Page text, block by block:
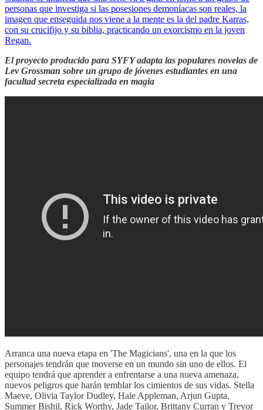
personas que investiga si las posesiones demoníacas son reales, la
imagen que enseguida nos viene a la mente es la del padre Karras,
con su crucifijo y su biblia, practicando un exorcismo en la joven
Regan.
El proyecto producido para SYFY adapta las populares novelas de
Lev Grossman sobre un grupo de jóvenes estudiantes en una
facultad secreta especializada en magia
Arranca una nueva etapa en 'The Magicians', una en la que los
personajes tendrán que moverse en un mundo sin uno de ellos. El
equipo tendrá que aprender a enfrentarse a una nueva amenaza,
nuevos peligros que harán temblar los cimientos de sus vidas. Stella
Maeve, Olivia Taylor Dudley, Hale Appleman, Arjun Gupta,
Summer Bishil, Rick Worthy, Jade Tailor, Brittany Curran y Trevor